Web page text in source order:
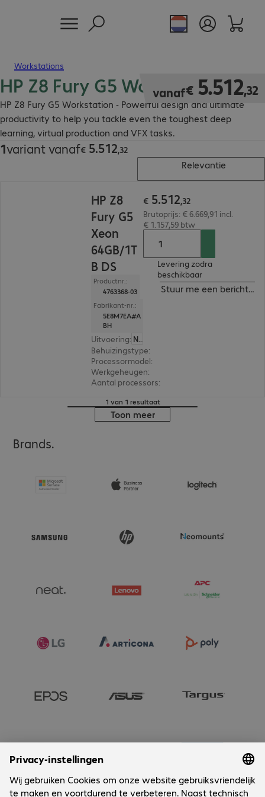
Workstations
HP Z8 Fury G5 Workstation
HP Z8 Fury G5 Workstation - Powerful design and ultimate
productivity to help you tackle even the toughest deep
learning, virtual production and VFX tasks.
vanaf€ 5.512,32
€ 5.512,32
1variant vanaf€ 5.512,32
€ 5.512,32
Relevantie
HP Z8
Fury G5
Xeon
64GB/1T
B DS
Productnr.:
4763368-03
Fabrikant-nr.:
5E8M7EA#A
BH
Uitvoering:
Nederland
Behuizingstype:
Processormodel:
Werkgeheugen:
Aantal processors:
€ 5.512,32
Brutoprijs: € 6.669,91 incl.
€ 1.157,59 btw
Levering zodra
beschikbaar
Stuur me een bericht
1 van 1 resultaat
Toon meer
Brands.